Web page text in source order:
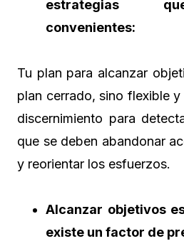
estrategias
convenientes:
Tu plan para alcanzar
plan cerrado, sino flexible
discernimiento para
que se deben abandonar
y reorientar los esfuerzos.
Alcanzar objetivos
existe un factor de